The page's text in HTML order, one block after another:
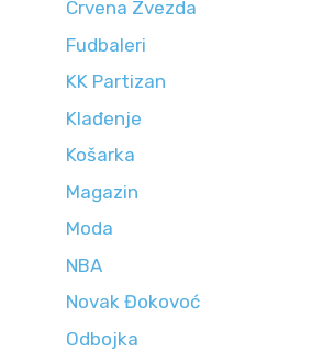
Crvena Zvezda
Fudbaleri
KK Partizan
Klađenje
Košarka
Magazin
Moda
NBA
Novak Đokovoć
Odbojka